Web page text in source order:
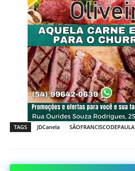
TAGS JDCanela SÃOFRANCISCODEPAULA